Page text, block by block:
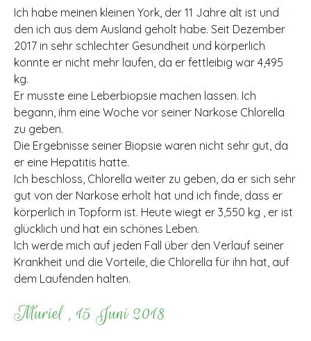
Ich habe meinen kleinen York, der 11 Jahre alt ist und
den ich aus dem Ausland geholt habe. Seit Dezember
2017 in sehr schlechter Gesundheit und körperlich
konnte er nicht mehr laufen, da er fettleibig war 4,495
kg.
Er musste eine Leberbiopsie machen lassen. Ich
begann, ihm eine Woche vor seiner Narkose Chlorella
zu geben.
Die Ergebnisse seiner Biopsie waren nicht sehr gut, da
er eine Hepatitis hatte.
Ich beschloss, Chlorella weiter zu geben, da er sich sehr
gut von der Narkose erholt hat und ich finde, dass er
körperlich in Topform ist. Heute wiegt er 3,550 kg , er ist
glücklich und hat ein schönes Leben.
Ich werde mich auf jeden Fall über den Verlauf seiner
Krankheit und die Vorteile, die Chlorella für ihn hat, auf
dem Laufenden halten.
Muriel , 15 Juni 2018